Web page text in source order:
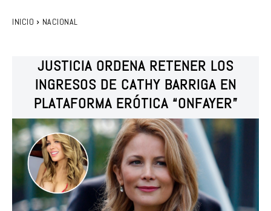
INICIO NACIONAL
JUSTICIA ORDENA RETENER LOS
INGRESOS DE CATHY BARRIGA EN
PLATAFORMA ERÓTICA “ONFAYER”